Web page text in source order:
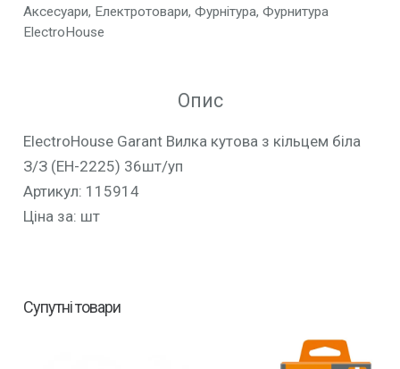
Аксесуари, Електротовари, Фурнітура, Фурнитура
ElectroHouse
Опис
ElectroHouse Garant Вилка кутова з кільцем біла
З/З (EH-2225) 36шт/уп
Артикул: 115914
Ціна за: шт
Супутні товари